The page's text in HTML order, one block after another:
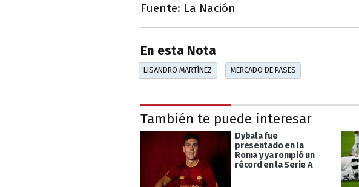
Fuente: La Nación
En esta Nota
LISANDRO MARTÍNEZ MERCADO DE PASES
También te puede interesar
Dybala fue
presentado en la
Roma y ya rompió un
récord en la Serie A